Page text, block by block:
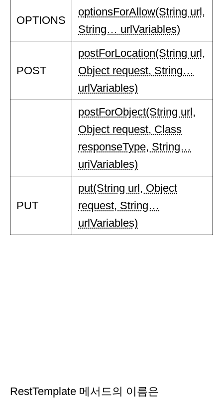
OPTIONS
optionsForAllow(String url,
String… urlVariables)
POST
postForLocation(String url,
Object request, String…
urlVariables)
postForObject(String url,
Object request, Class
responseType, String…
uriVariables)
PUT
put(String url, Object
request, String…
urlVariables)
RestTemplate 메서드의 이름은